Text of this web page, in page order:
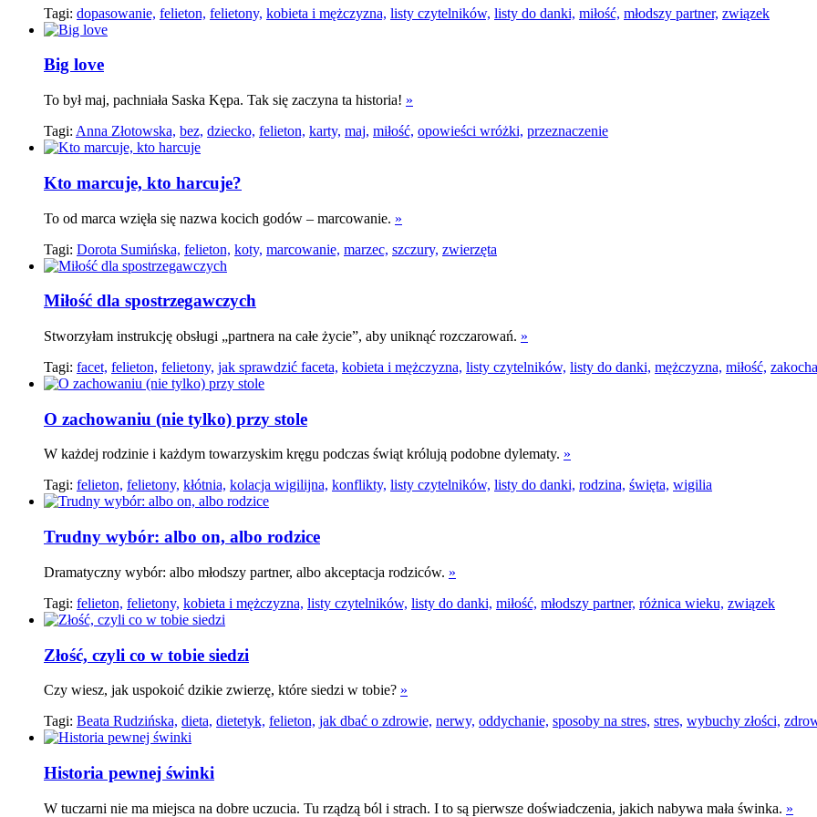
Tagi: dopasowanie, felieton, felietony, kobieta i mężczyzna, listy czytelników, listy do danki, miłość, młodszy partner, związek
Big love
To był maj, pachniała Saska Kępa. Tak się zaczyna ta historia! »
Tagi: Anna Złotowska, bez, dziecko, felieton, karty, maj, miłość, opowieści wróżki, przeznaczenie
Kto marcuje, kto harcuje?
To od marca wzięła się nazwa kocich godów – marcowanie. »
Tagi: Dorota Sumińska, felieton, koty, marcowanie, marzec, szczury, zwierzęta
Miłość dla spostrzegawczych
Stworzyłam instrukcję obsługi „partnera na całe życie”, aby uniknąć rozczarowań. »
Tagi: facet, felieton, felietony, jak sprawdzić faceta, kobieta i mężczyzna, listy czytelników, listy do danki, mężczyzna, miłość,
O zachowaniu (nie tylko) przy stole
W każdej rodzinie i każdym towarzyskim kręgu podczas świąt królują podobne dylematy. »
Tagi: felieton, felietony, kłótnia, kolacja wigilijna, konflikty, listy czytelników, listy do danki, rodzina, święta, wigilia
Trudny wybór: albo on, albo rodzice
Dramatyczny wybór: albo młodszy partner, albo akceptacja rodziców. »
Tagi: felieton, felietony, kobieta i mężczyzna, listy czytelników, listy do danki, miłość, młodszy partner, różnica wieku, związek
Złość, czyli co w tobie siedzi
Czy wiesz, jak uspokoić dzikie zwierzę, które siedzi w tobie? »
Tagi: Beata Rudzińska, dieta, dietetyk, felieton, jak dbać o zdrowie, nerwy, oddychanie, sposoby na stres, stres, wybuchy złości,
Historia pewnej świnki
W tuczarni nie ma miejsca na dobre uczucia. Tu rządzą ból i strach. I to są pierwsze doświadczenia, jakich nabywa mała świnka. »